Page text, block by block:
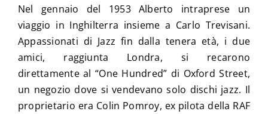
Nel gennaio del 1953 Alberto intraprese un
viaggio in Inghilterra insieme a Carlo Trevisani.
Appassionati di Jazz fin dalla tenera età, i due
amici, raggiunta Londra, si recarono
direttamente al “One Hundred” di Oxford Street,
un negozio dove si vendevano solo dischi jazz. Il
proprietario era Colin Pomroy, ex pilota della RAF